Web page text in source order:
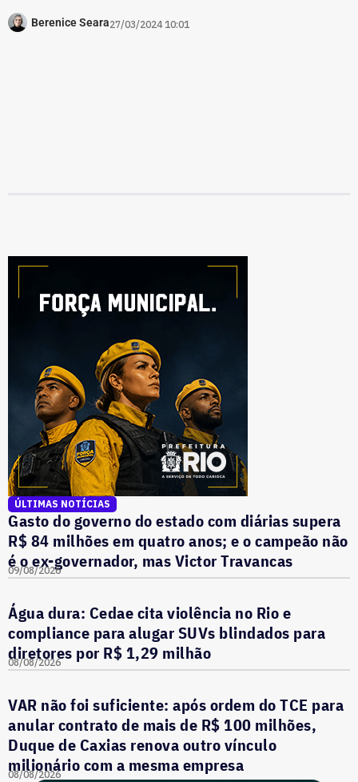
Berenice Seara27/03/2024 10:01
ÚLTIMAS NOTÍCIAS
Gasto do governo do estado com diárias supera
R$ 84 milhões em quatro anos; e o campeão não
é o ex-governador, mas Victor Travancas
09/08/2026
Água dura: Cedae cita violência no Rio e
compliance para alugar SUVs blindados para
diretores por R$ 1,29 milhão
08/08/2026
VAR não foi suficiente: após ordem do TCE para
anular contrato de mais de R$ 100 milhões,
Duque de Caxias renova outro vínculo
milionário com a mesma empresa
08/08/2026